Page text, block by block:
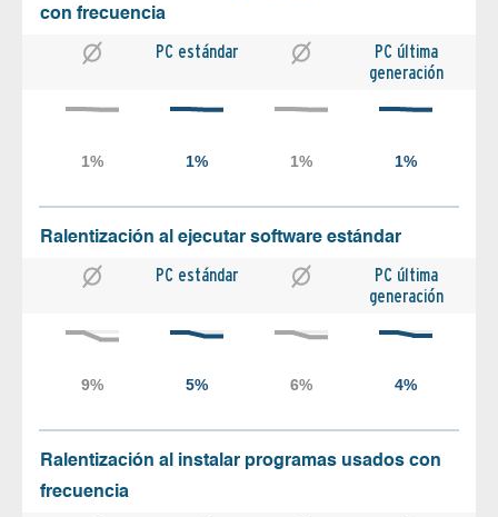
con frecuencia
PC estándar
PC última
generación
Ralentización al ejecutar software estándar
PC estándar
PC última
generación
Ralentización al instalar programas usados con
frecuencia